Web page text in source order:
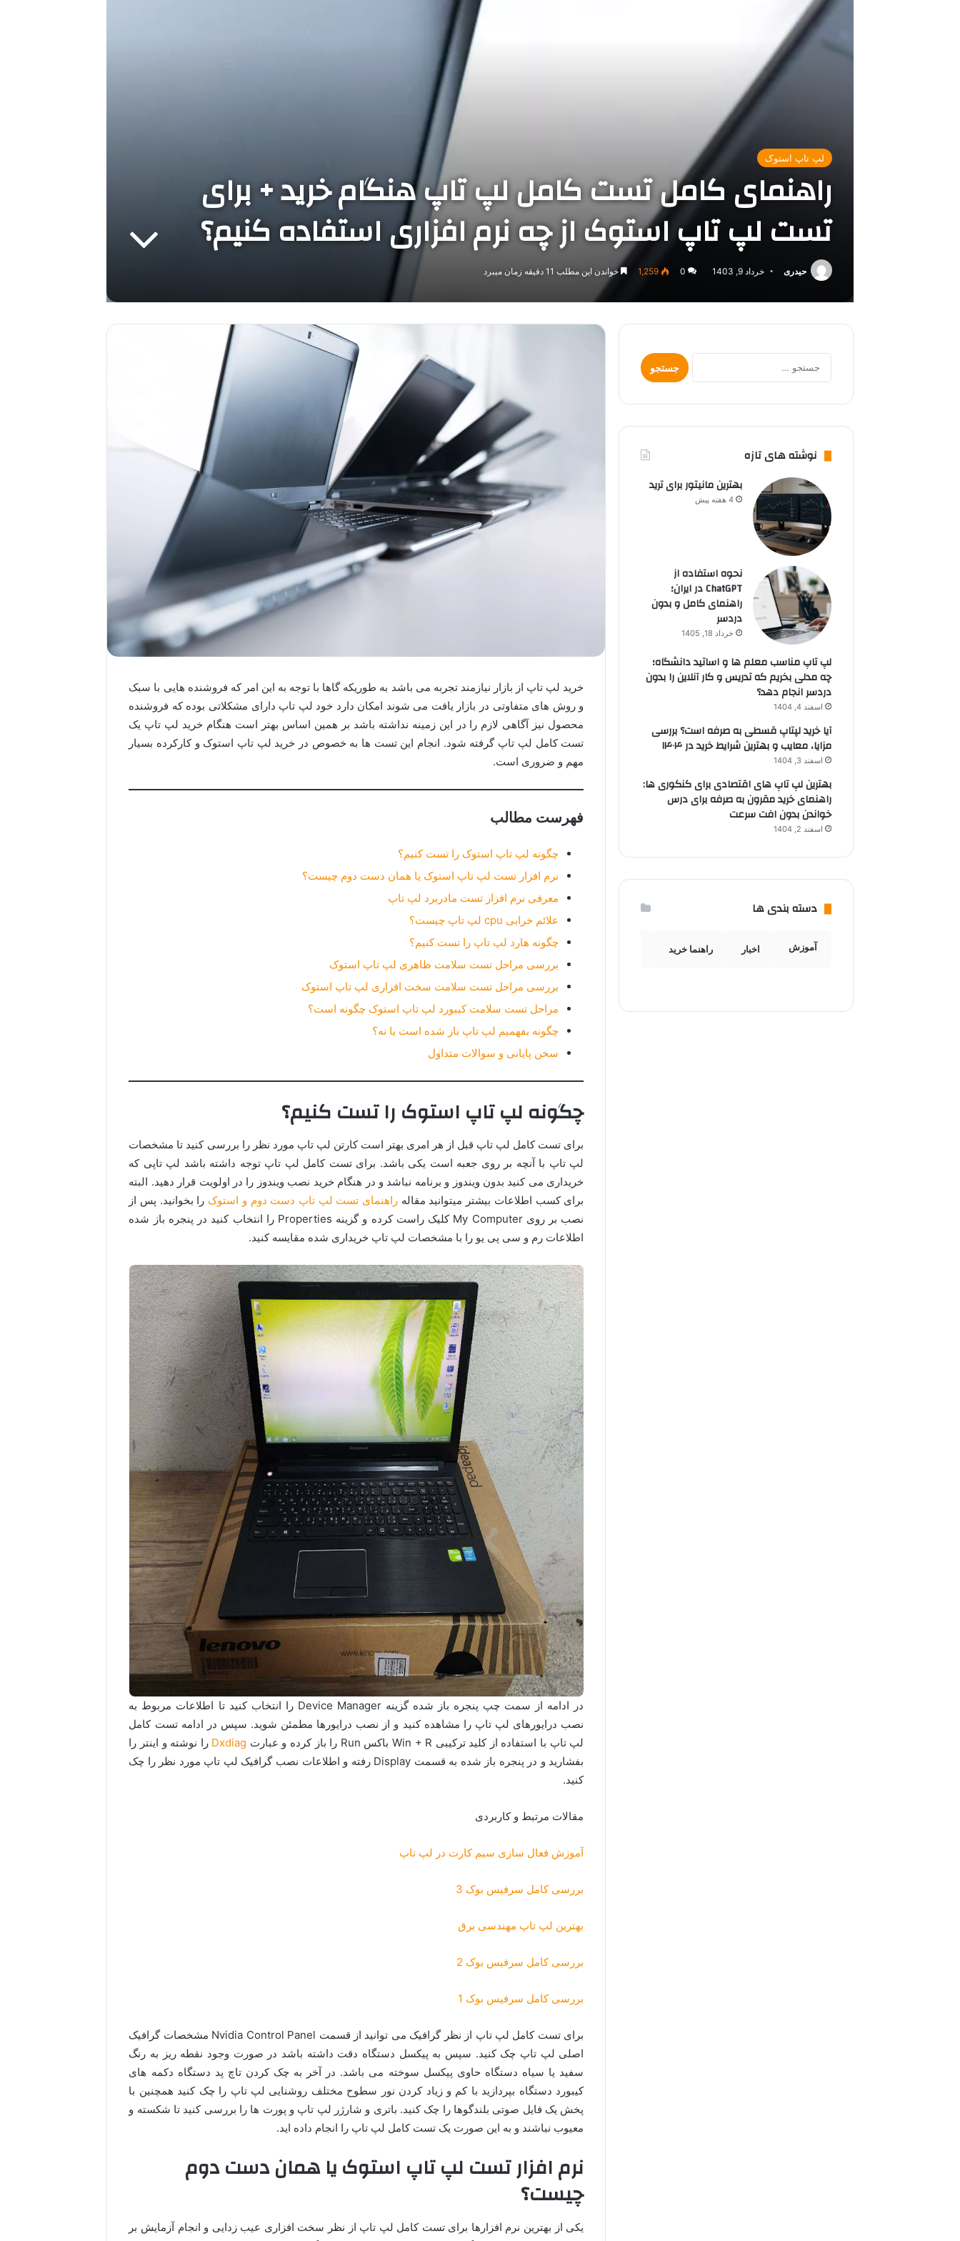
لپ تاپ استوک
راهنمای کامل تست کامل لپ تاپ هنگام خرید + برای
تست لپ تاپ استوک از چه نرم افزاری استفاده کنیم؟
حیدری خرداد 9, 1403 0
1,259 خواندن این مطلب 11 دقیقه زمان میبرد
خرید لپ تاپ از بازار نیازمند تجربه می باشد به طوریکه گاها با توجه به این امر که فروشنده هایی با سبک
و روش های متفاوتی در بازار یافت می شوند امکان دارد خود لپ تاپ دارای مشکلاتی بوده که فروشنده
محصول نیز آگاهی لازم را در این زمینه نداشته باشد بر همین اساس بهتر است هنگام خرید لپ تاپ یک
تست کامل لپ تاپ گرفته شود. انجام این تست ها به خصوص در خرید لپ تاپ استوک و کارکرده بسیار
مهم و ضروری است.
فهرست مطالب
چگونه لپ تاپ استوک را تست کنیم؟
نرم افزار تست لپ تاپ استوک یا همان دست دوم چیست؟
معرفی نرم افزار تست مادربرد لپ تاپ
علائم خرابی cpu لپ تاپ چیست؟
چگونه هارد لپ تاپ را تست کنیم؟
بررسی مراحل تست سلامت ظاهری لپ تاپ استوک
بررسی مراحل تست سلامت سخت افزاری لپ تاپ استوک
مراحل تست سلامت کیبورد لپ تاپ استوک چگونه است؟
چگونه بفهمیم لپ تاپ باز شده است یا نه؟
سخن پایانی و سوالات متداول
چگونه لپ تاپ استوک را تست کنیم؟
برای تست کامل لپ تاپ قبل از هر امری بهتر است کارتن لپ تاپ مورد نظر را بررسی کنید تا مشخصات
لپ تاپ با آنچه بر روی جعبه است یکی باشد. برای تست کامل لپ تاپ توجه داشته باشد لپ تاپی که
خریداری می کنید بدون ویندوز و برنامه نباشد و در هنگام خرید نصب ویندوز را در اولویت قرار دهید. البته
برای کسب اطلاعات بیشتر میتوانید مقاله راهنمای تست لپ تاپ دست دوم و استوک را بخوانید. پس از
نصب بر روی My Computer کلیک راست کرده و گزینه Properties را انتخاب کنید در پنجره باز شده
اطلاعات رم و سی پی یو را با مشخصات لپ تاپ خریداری شده مقایسه کنید.
در ادامه از سمت چپ پنجره باز شده گزینه Device Manager را انتخاب کنید تا اطلاعات مربوط به
نصب درایورهای لپ تاپ را مشاهده کنید و از نصب درایورها مطمئن شوید. سپس در ادامه تست کامل
لپ تاپ با استفاده از کلید ترکیبی Win + R باکس Run را باز کرده و عبارت
Dxdiag را نوشته و اینتر را
بفشارید و در پنجره باز شده به قسمت Display رفته و اطلاعات نصب گرافیک لپ تاپ مورد نظر را چک
کنید.
مقالات مرتبط و کاربردی
آموزش فعال سازی سیم کارت در لپ تاپ
بررسی کامل سرفیس بوک 3
بهترین لپ تاپ مهندسی برق
بررسی کامل سرفیس بوک 2
بررسی کامل سرفیس بوک 1
برای تست کامل لپ تاپ از نظر گرافیک می توانید از قسمت Nvidia Control Panel مشخصات گرافیک
اصلی لپ تاپ چک کنید. سپس به پیکسل دستگاه دقت داشته باشد در صورت وجود نقطه ریز به رنگ
سفید یا سیاه دستگاه حاوی پیکسل سوخته می باشد. در آخر به چک کردن تاچ پد دستگاه دکمه های
کیبورد دستگاه بپردازید با کم و زیاد کردن نور سطوح مختلف روشنایی لپ تاپ را چک کنید همچنین با
پخش یک فایل صوتی بلندگوها را چک کنید. باتری و شارژر لپ تاپ و پورت ها را بررسی کنید تا شکسته و
معیوب نباشند و به این صورت یک تست کامل لپ تاپ را انجام داده اید.
نرم افزار تست لپ تاپ استوک یا همان دست دوم
چیست؟
یکی از بهترین نرم افزارها برای تست کامل لپ تاپ از نظر سخت افزاری عیب زدایی و انجام آزمایش بر
جستجو
برای:
نوشته های تازه
بهترین مانیتور برای ترید
4 هفته پیش
نحوه استفاده از
ChatGPT در ایران؛
راهنمای کامل و بدون
دردسر
خرداد 18, 1405
لپ تاپ مناسب معلم ها و اساتید دانشگاه؛
چه مدلی بخریم که تدریس و کار آنلاین را بدون
دردسر انجام دهد؟
اسفند 4, 1404
آیا خرید لپتاپ قسطی به صرفه است؟ بررسی
مزایا، معایب و بهترین شرایط خرید در ۱۴۰۴
اسفند 3, 1404
بهترین لپ تاپ های اقتصادی برای کنکوری ها:
راهنمای خرید مقرون به صرفه برای درس
خواندن بدون افت سرعت
اسفند 2, 1404
دسته بندی ها
آموزش اخبار راهنما خرید لپ تاپ گیمینگ لپ تاپ لمسی